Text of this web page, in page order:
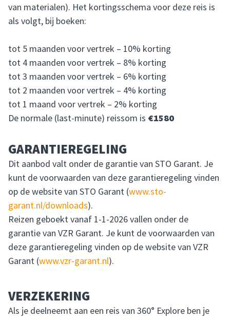
van materialen). Het kortingsschema voor deze reis is
als volgt, bij boeken:
tot 5 maanden voor vertrek – 10% korting
tot 4 maanden voor vertrek – 8% korting
tot 3 maanden voor vertrek – 6% korting
tot 2 maanden voor vertrek – 4% korting
tot 1 maand voor vertrek – 2% korting
De normale (last-minute) reissom is €1580
GARANTIEREGELING
Dit aanbod valt onder de garantie van STO Garant. Je
kunt de voorwaarden van deze garantieregeling vinden
op de website van STO Garant (www.sto-
garant.nl/downloads).
Reizen geboekt vanaf 1-1-2026 vallen onder de
garantie van VZR Garant. Je kunt de voorwaarden van
deze garantieregeling vinden op de website van VZR
Garant (www.vzr-garant.nl).
VERZEKERING
Als je deelneemt aan een reis van 360° Explore ben je